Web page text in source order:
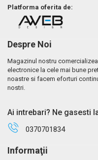
Platforma oferita de:
Despre Noi
Magazinul nostru
electronice la cele mai bune
noastre si facem eforturi
nostri.
Ai intrebari? Ne gasesti
0370701834
Informaţii